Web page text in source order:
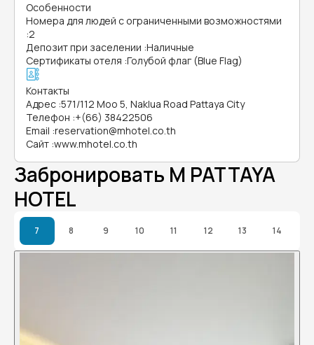
Особенности
Номера для людей с ограниченными возможностями
:2
Депозит при заселении :Наличные
Сертификаты отеля :Голубой флаг (Blue Flag)
Контакты
Адрес :571/112 Moo 5, Naklua Road Pattaya City
Телефон :+(66) 38422506
Email :reservation@mhotel.co.th
Сайт :www.mhotel.co.th
Забронировать M PATTAYA
HOTEL
7 8 9 10 11 12 13 14